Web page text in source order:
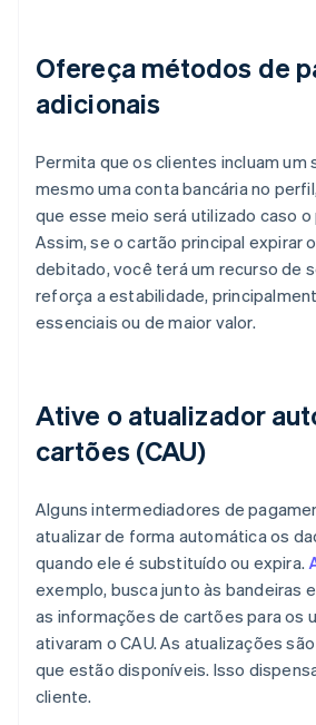
Ofereça métodos de
adicionais
Permita que os clientes incluam um
mesmo uma conta bancária no
que esse meio será utilizado caso o
Assim, se o cartão principal expirar
debitado, você terá um recurso de
reforça a estabilidade,
essenciais ou de maior valor.
Ative o atualizador
cartões (CAU)
Alguns intermediadores de
atualizar de forma automática os
quando ele é substituído ou expira.
exemplo, busca junto às bandeiras
as informações de cartões para os
ativaram o CAU. As atualizações
que estão disponíveis. Isso
cliente.